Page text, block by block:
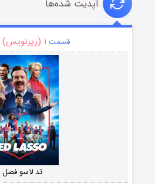
آپدیت شده‌ها
قسمت ۱ (زیرنویس)
تد لاسو فصل ۴